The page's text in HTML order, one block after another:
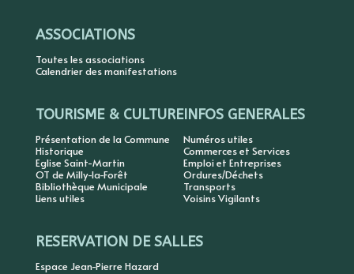
ASSOCIATIONS
Toutes les associations
Calendrier des manifestations
TOURISME & CULTURE
Présentation de la Commune
Historique
Eglise Saint-Martin
OT de Milly-la-Forêt
Bibliothèque Municipale
Liens utiles
INFOS GENERALES
Numéros utiles
Commerces et Services
Emploi et Entreprises
Ordures/Déchets
Transports
Voisins Vigilants
RESERVATION DE SALLES
Espace Jean-Pierre Hazard